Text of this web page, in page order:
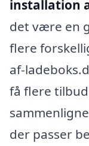
installation
det være en
flere
af-
få flere
der passer